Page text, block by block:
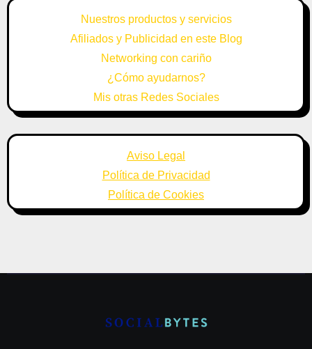
Nuestros productos y servicios
Afiliados y Publicidad en este Blog
Networking con cariño
¿Cómo ayudarnos?
Mis otras Redes Sociales
Aviso Legal
Política de Privacidad
Política de Cookies